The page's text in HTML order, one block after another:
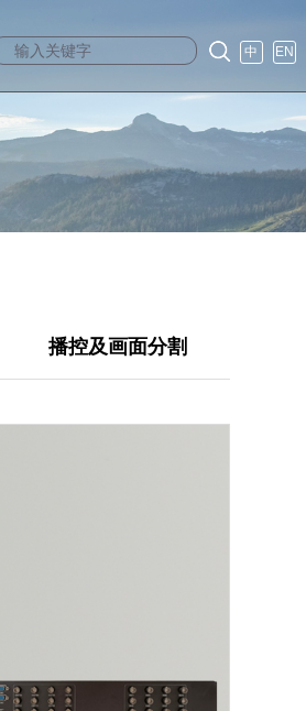
中 EN
播控及画面分割